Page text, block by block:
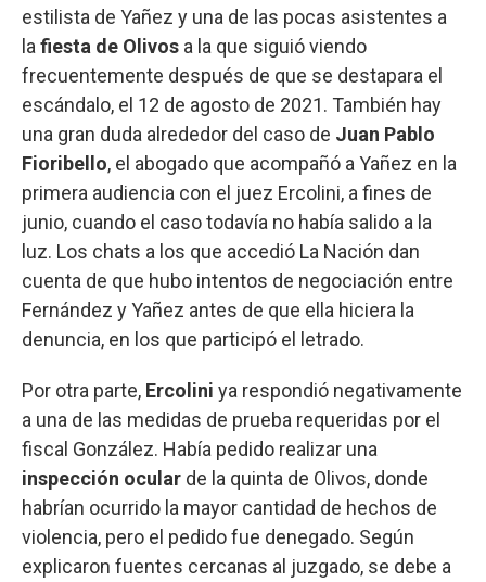
estilista de Yañez y una de las pocas asistentes a
la fiesta de Olivos a la que siguió viendo
frecuentemente después de que se destapara el
escándalo, el 12 de agosto de 2021. También hay
una gran duda alrededor del caso de Juan Pablo
Fioribello, el abogado que acompañó a Yañez en la
primera audiencia con el juez Ercolini, a fines de
junio, cuando el caso todavía no había salido a la
luz. Los chats a los que accedió La Nación dan
cuenta de que hubo intentos de negociación entre
Fernández y Yañez antes de que ella hiciera la
denuncia, en los que participó el letrado.
Por otra parte, Ercolini ya respondió negativamente
a una de las medidas de prueba requeridas por el
fiscal González. Había pedido realizar una
inspección ocular de la quinta de Olivos, donde
habrían ocurrido la mayor cantidad de hechos de
violencia, pero el pedido fue denegado. Según
explicaron fuentes cercanas al juzgado, se debe a